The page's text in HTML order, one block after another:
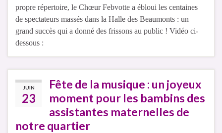
propre répertoire, le Chœur Febvotte a ébloui les centaines
de spectateurs massés dans la Halle des Beaumonts : un
grand succès qui a donné des frissons au public ! Vidéo ci-
dessous :
JUIN
23
Fête de la musique : un joyeux
moment pour les bambins des
assistantes maternelles de
notre quartier